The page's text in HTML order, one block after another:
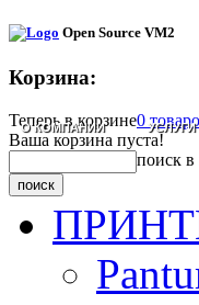
Open Source VM2
Корзина:
Теперь в корзине0
Ваша корзина пуста!
О КОМПАНИИ УСЛУГИ
поиск в